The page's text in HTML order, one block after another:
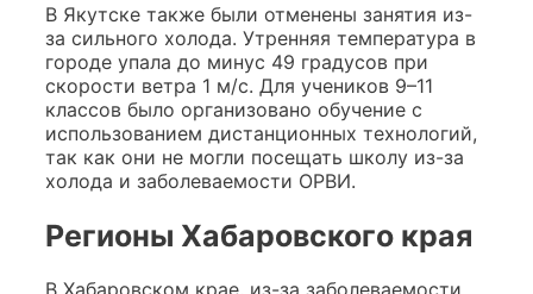
В Якутске также были отменены занятия из-
за сильного холода. Утренняя температура в
городе упала до минус 49 градусов при
скорости ветра 1 м/с. Для учеников 9–11
классов было организовано обучение с
использованием дистанционных технологий,
так как они не могли посещать школу из-за
холода и заболеваемости ОРВИ.
Регионы Хабаровского края